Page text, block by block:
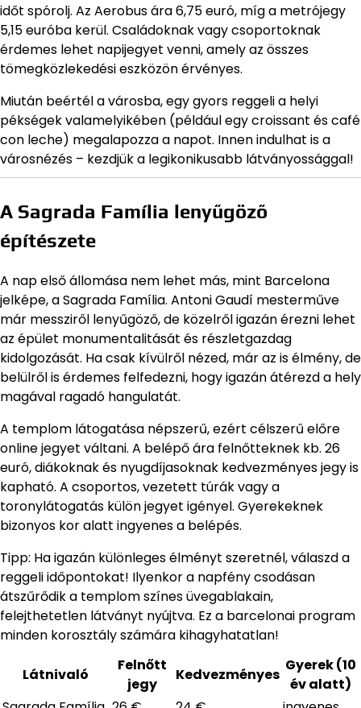
időt spórolj. Az Aerobus ára 6,75 euró, míg a metrójegy
5,15 euróba kerül. Családoknak vagy csoportoknak
érdemes lehet napijegyet venni, amely az összes
tömegközlekedési eszközön érvényes.
Miután beértél a városba, egy gyors reggeli a helyi
pékségek valamelyikében (például egy croissant és café
con leche) megalapozza a napot. Innen indulhat is a
városnézés – kezdjük a legikonikusabb látványossággal!
A Sagrada Família lenyűgöző
építészete
A nap első állomása nem lehet más, mint Barcelona
jelképe, a Sagrada Família. Antoni Gaudí mesterműve
már messziről lenyűgöző, de közelről igazán érezni lehet
az épület monumentalitását és részletgazdag
kidolgozását. Ha csak kívülről nézed, már az is élmény, de
belülről is érdemes felfedezni, hogy igazán átérezd a hely
magával ragadó hangulatát.
A templom látogatása népszerű, ezért célszerű előre
online jegyet váltani. A belépő ára felnőtteknek kb. 26
euró, diákoknak és nyugdíjasoknak kedvezményes jegy is
kapható. A csoportos, vezetett túrák vagy a
toronylátogatás külön jegyet igényel. Gyerekeknek
bizonyos kor alatt ingyenes a belépés.
Tipp: Ha igazán különleges élményt szeretnél, válaszd a
reggeli időpontokat! Ilyenkor a napfény csodásan
átszűrődik a templom színes üvegablakain,
felejthetetlen látványt nyújtva. Ez a barcelonai program
minden korosztály számára kihagyhatatlan!
Látnivaló
Felnőtt
jegy
Kedvezményes
Gyerek (10
év alatt)